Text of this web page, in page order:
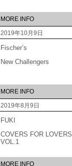
MORE INFO
2019年10月9日
Fischer’s
New Challengers
MORE INFO
2019年8月9日
FUKI
COVERS FOR LOVERS
VOL.1
MORE INFO